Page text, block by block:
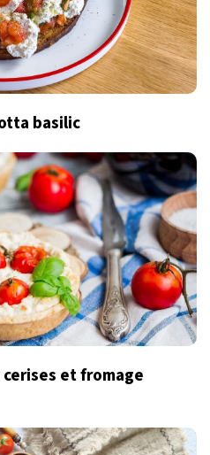
basilic
et fromage